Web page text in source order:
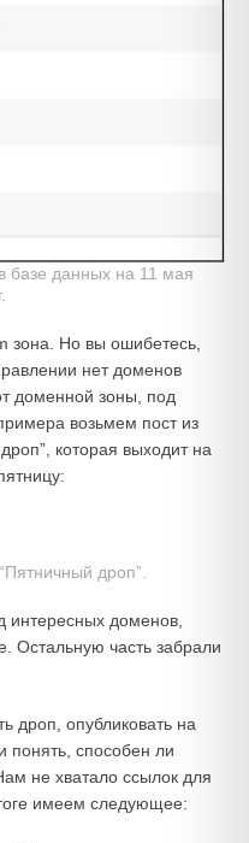
базе данных на 11 мая
зона. Но вы ошибетесь,
нет доменов
доменной зоны, под
возьмем пост из
которая выходит на
дроп”.
доменов,
Остальную часть забрали
дроп, опубликовать на
понять, способен ли
не хватало ссылок для
имеем следующее: